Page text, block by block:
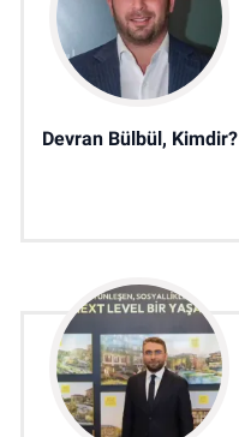
Devran Bülbül, Kimdir?